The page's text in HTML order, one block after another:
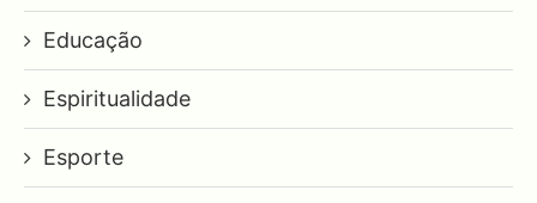
Educação
Espiritualidade
Esporte